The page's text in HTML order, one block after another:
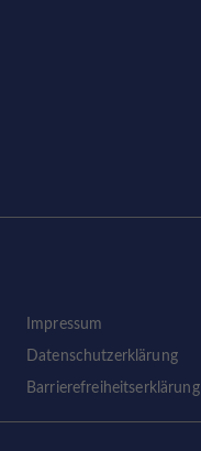
Impressum
Datenschutzerklärung
Barrierefreiheitserklärung